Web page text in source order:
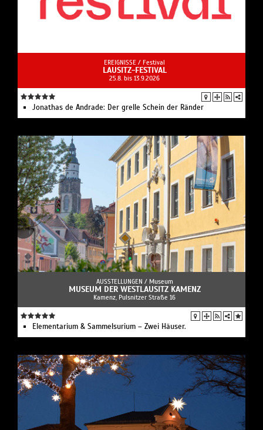
EREIGNISSE / Festival
LAUSITZ-FESTIVAL
25.8. bis 13.9.2026
Jonathas de Andrade: Der grelle Schein der Ränder
AUSSTELLUNGEN / Museum
MUSEUM DER WESTLAUSITZ KAMENZ
Kamenz, Pulsnitzer Straße 16
Elementarium & Sammelsurium – Zwei Häuser.